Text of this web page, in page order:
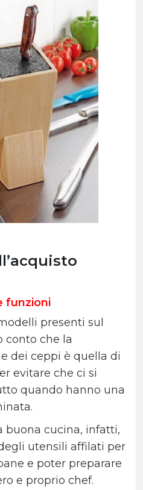
funzioni
presenti sul
conto che la
dei ceppi è quella di
evitare che ci si
quando hanno una
buona cucina, infatti,
utensili affilati per
e poter preparare
e proprio chef.